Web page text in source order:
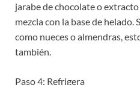
jarabe de chocolate o
mezcla con la base de helado.
como nueces o almendras,
también.
Paso 4: Refrigera